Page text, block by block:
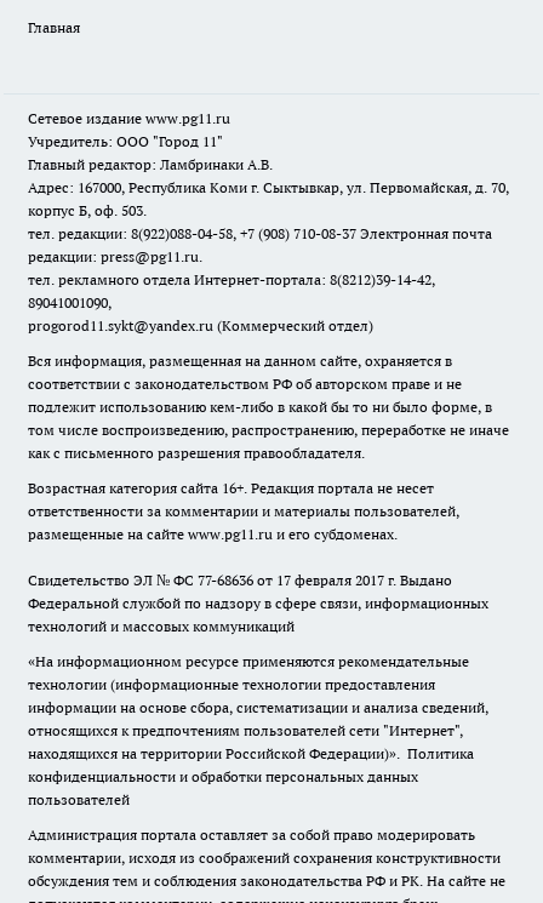
Главная
Сетевое издание www.pg11.ru
Учредитель: ООО "Город 11"
Главный редактор: Ламбринаки А.В.
Адрес: 167000, Республика Коми г. Сыктывкар, ул. Первомайская, д. 70,
корпус Б, оф. 503.
тел. редакции: 8(922)088-04-58, +7 (908) 710-08-37 Электронная почта
редакции: press@pg11.ru.
тел. рекламного отдела Интернет-портала: 8(8212)39-14-42,
89041001090,
progorod11.sykt@yandex.ru (Коммерческий отдел)
Вся информация, размещенная на данном сайте, охраняется в
соответствии с законодательством РФ об авторском праве и не
подлежит использованию кем-либо в какой бы то ни было форме, в
том числе воспроизведению, распространению, переработке не иначе
как с письменного разрешения правообладателя.
Возрастная категория сайта 16+. Редакция портала не несет
ответственности за комментарии и материалы пользователей,
размещенные на сайте www.pg11.ru и его субдоменах.
Свидетельство ЭЛ № ФС 77-68636 от 17 февраля 2017 г. Выдано
Федеральной службой по надзору в сфере связи, информационных
технологий и массовых коммуникаций
«На информационном ресурсе применяются рекомендательные
технологии (информационные технологии предоставления
информации на основе сбора, систематизации и анализа сведений,
относящихся к предпочтениям пользователей сети "Интернет",
находящихся на территории Российской Федерации)». Политика
конфиденциальности и обработки персональных данных
пользователей
Администрация портала оставляет за собой право модерировать
комментарии, исходя из соображений сохранения конструктивности
обсуждения тем и соблюдения законодательства РФ и РК. На сайте не